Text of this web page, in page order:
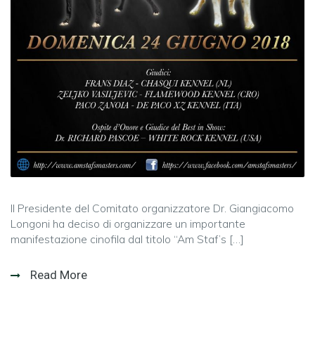
Il Presidente del Comitato organizzatore Dr. Giangiacomo
Longoni ha deciso di organizzare un importante
manifestazione cinofila dal titolo “Am Staf’s […]
Read More